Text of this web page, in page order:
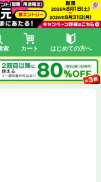
索 カート はじめての方へ